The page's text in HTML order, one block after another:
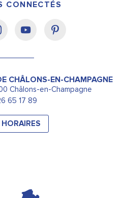
CONNECTÉS
CHÂLONS-EN-CHAMPAGNE
Châlons-en-Champagne
65 17 89